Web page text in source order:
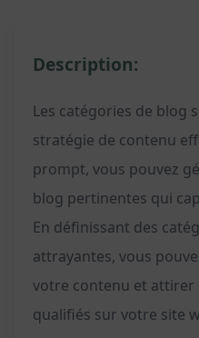
Description:
Les catégories de blog
stratégie de contenu
prompt, vous pouvez
blog pertinentes qui
En définissant des
attrayantes, vous
votre contenu et attirer
qualifiés sur votre site